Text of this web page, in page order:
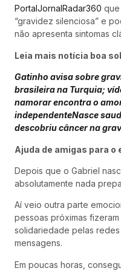
PortalJornalRadar360
“gravidez silenciosa” e
não apresenta sintomas
Leia mais notícia boa
Gatinho avisa sobre
brasileira na Turquia;
namorar encontra o
independenteNasce
descobriu câncer na
Ajuda de amigas para o
Depois que o Gabriel
absolutamente nada
Aí veio outra parte
pessoas próximas
solidariedade pelas
mensagens.
Em poucas horas,